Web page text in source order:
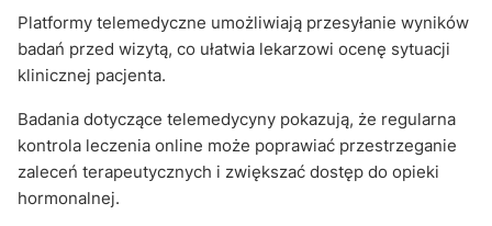
Platformy telemedyczne umożliwiają przesyłanie wyników
badań przed wizytą, co ułatwia lekarzowi ocenę sytuacji
klinicznej pacjenta.
Badania dotyczące telemedycyny pokazują, że regularna
kontrola leczenia online może poprawiać przestrzeganie
zaleceń terapeutycznych i zwiększać dostęp do opieki
hormonalnej.